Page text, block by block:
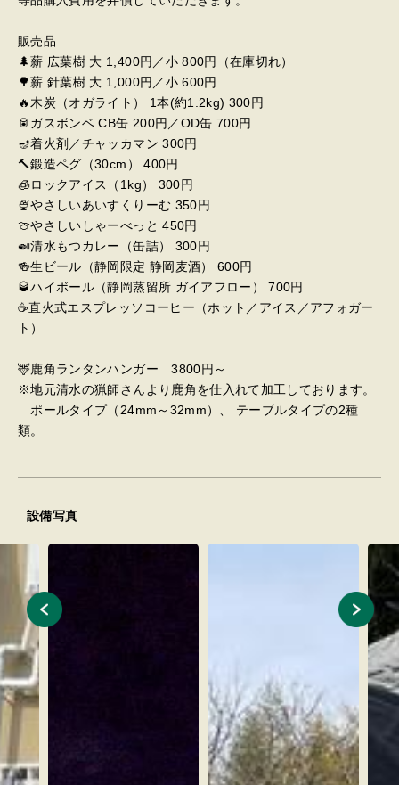
販売品
🌲薪 広葉樹 大 1,400円／小 800円（在庫切れ）
🌳薪 針葉樹 大 1,000円／小 600円
🔥木炭（オガライト） 1本(約1.2kg) 300円
🥫ガスボンベ CB缶 200円／OD缶 700円
🪔着火剤／チャッカマン 300円
🔨鍛造ペグ（30cm） 400円
🧊ロックアイス（1kg） 300円
🍨やさしいあいすくりーむ 350円
🍈やさしいしゃーべっと 450円
🍛清水もつカレー（缶詰） 300円
🍻生ビール（静岡限定 静岡麦酒） 600円
🥃ハイボール（静岡蒸留所 ガイアフロー） 700円
☕直火式エスプレッソコーヒー（ホット／アイス／アフォガー
ト）
🦌鹿角ランタンハンガー 3800円～
※地元清水の猟師さんより鹿角を仕入れて加工しております。
ポールタイプ（24mm～32mm）、 テーブルタイプの2種
類。
設備写真